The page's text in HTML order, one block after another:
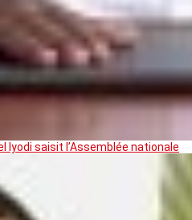
Iyodi saisit l’Assemblée nationale